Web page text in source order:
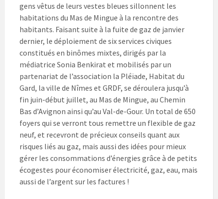
gens vêtus de leurs vestes bleues sillonnent les
habitations du Mas de Mingue à la rencontre des
habitants. Faisant suite à la fuite de gaz de janvier
dernier, le déploiement de six services civiques
constitués en binômes mixtes, dirigés par la
médiatrice Sonia Benkirat et mobilisés par un
partenariat de l’association la Pléïade, Habitat du
Gard, la ville de Nîmes et GRDF, se déroulera jusqu’à
fin juin-début juillet, au Mas de Mingue, au Chemin
Bas d’Avignon ainsi qu’au Val-de-Gour. Un total de 650
foyers qui se verront tous remettre un flexible de gaz
neuf, et recevront de précieux conseils quant aux
risques liés au gaz, mais aussi des idées pour mieux
gérer les consommations d’énergies grâce à de petits
écogestes pour économiser électricité, gaz, eau, mais
aussi de l’argent sur les factures !